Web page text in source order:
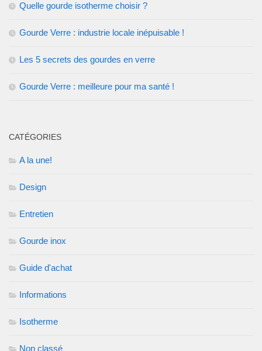
Quelle gourde isotherme choisir ?
Gourde Verre : industrie locale inépuisable !
Les 5 secrets des gourdes en verre
Gourde Verre : meilleure pour ma santé !
CATÉGORIES
A la une!
Design
Entretien
Gourde inox
Guide d'achat
Informations
Isotherme
Non classé